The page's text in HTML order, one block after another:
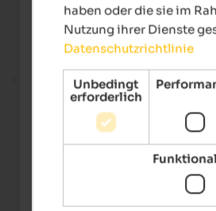
Fitnessbereich
haben oder die sie im
Nutzung ihrer Dienste
Datenschutzrichtlinie
Unbedingt
erforderlich